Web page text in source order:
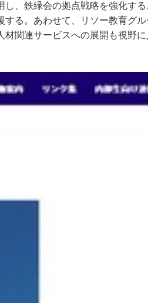
、鉄緑会の拠点戦略を強化す
る。あわせて、リソー教育グ
関連サービスへの展開も視野